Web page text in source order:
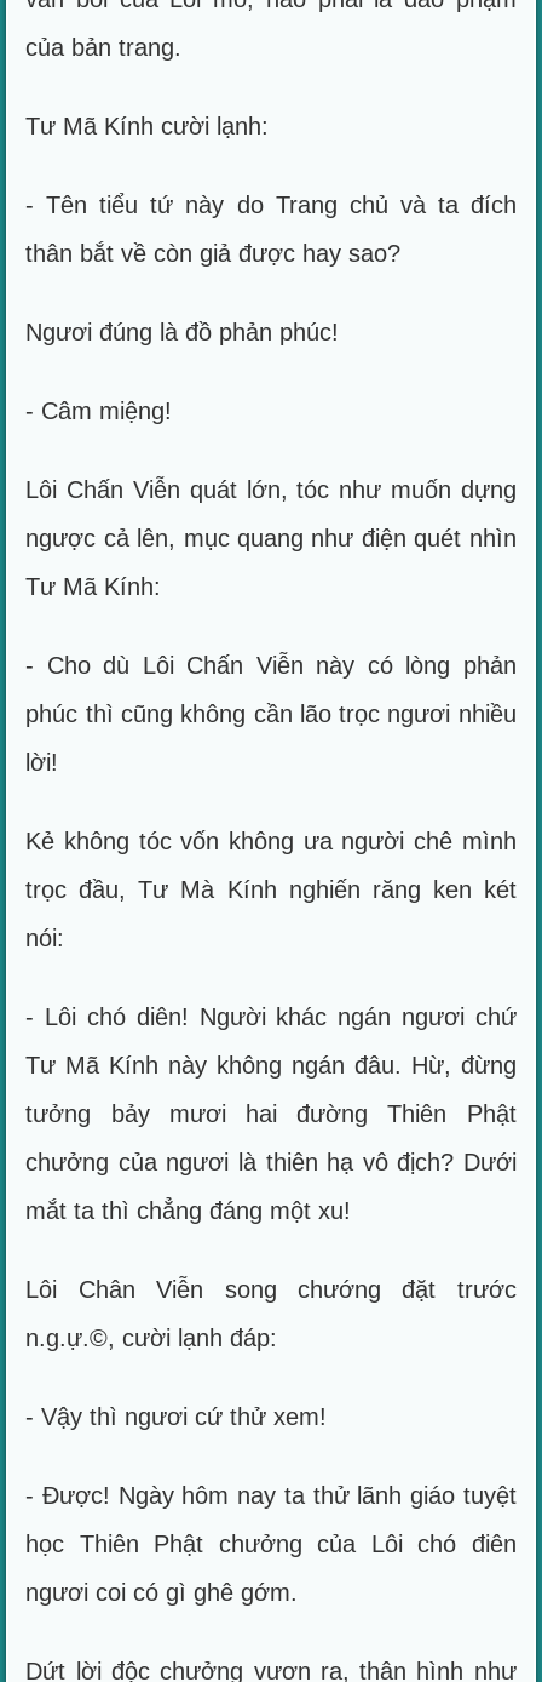
của bản trang.
Tư Mã Kính cười lạnh:
- Tên tiểu tứ này do Trang chủ và ta đích
thân bắt về còn giả được hay sao?
Ngươi đúng là đồ phản phúc!
- Câm miệng!
Lôi Chấn Viễn quát lớn, tóc như muốn dựng
ngược cả lên, mục quang như điện quét nhìn
Tư Mã Kính:
- Cho dù Lôi Chấn Viễn này có lòng phản
phúc thì cũng không cần lão trọc ngươi nhiều
lời!
Kẻ không tóc vốn không ưa người chê mình
trọc đầu, Tư Mà Kính nghiến răng ken két
nói:
- Lôi chó diên! Người khác ngán ngươi chứ
Tư Mã Kính này không ngán đâu. Hừ, đừng
tưởng bảy mươi hai đường Thiên Phật
chưởng của ngươi là thiên hạ vô địch? Dưới
mắt ta thì chẳng đáng một xu!
Lôi Chân Viễn song chướng đặt trước
n.g.ự.©, cười lạnh đáp:
- Vậy thì ngươi cứ thử xem!
- Được! Ngày hôm nay ta thử lãnh giáo tuyệt
học Thiên Phật chưởng của Lôi chó điên
ngươi coi có gì ghê gớm.
Dứt lời độc chưởng vươn ra, thân hình như